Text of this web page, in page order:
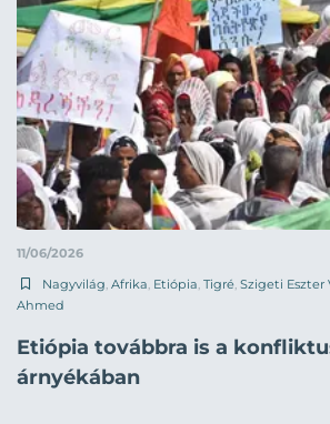
11/06/2026
Nagyvilág, Afrika, Etiópia, Tigré, Szigeti Eszter
Ahmed
Etiópia továbbra is a
árnyékában